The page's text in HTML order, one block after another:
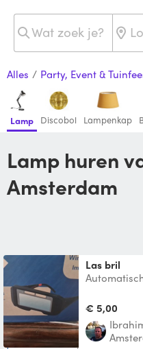
Alles / Party, Event &
Lamp Discobol Lampenkap
Lamp huren van je buren in
Amsterdam
Las bril
€ 5,00